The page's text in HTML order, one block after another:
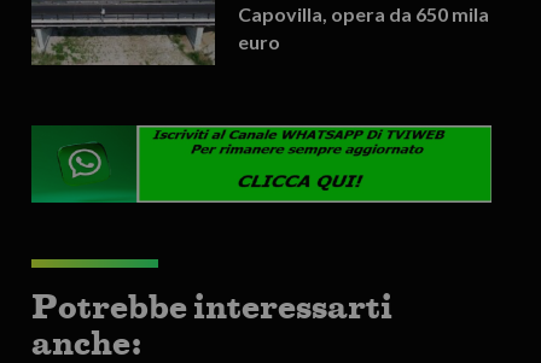
Capovilla, opera da 650 mila
euro
Potrebbe interessarti
anche: